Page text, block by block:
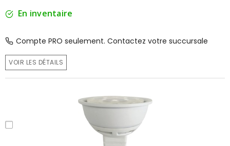
En inventaire
Compte PRO seulement. Contactez votre succursale
VOIR LES DÉTAILS